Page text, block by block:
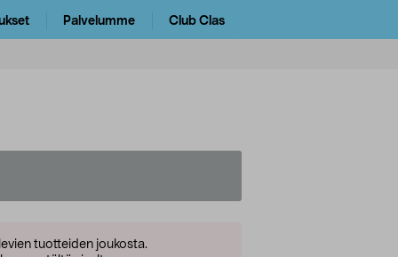
Palvelumme Club Clas
tuotteiden joukosta.